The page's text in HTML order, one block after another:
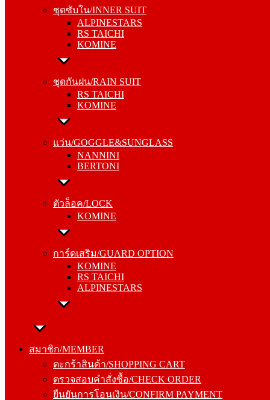
ชุดซับใน/INNER SUIT
ALPINESTARS
RS TAICHI
KOMINE
ชุดกันฝน/RAIN SUIT
RS TAICHI
KOMINE
แว่น/GOGGLE&SUNGLASS
NANNINI
BERTONI
ตัวล็อค/LOCK
KOMINE
การ์ดเสริม/GUARD OPTION
KOMINE
RS TAICHI
ALPINESTARS
สมาชิก/MEMBER
ตะกร้าสินค้า/SHOPPING CART
ตรวจสอบคำสั่งซื้อ/CHECK ORDER
ยืนยันการโอนเงิน/CONFIRM PAYMENT
RS TAICHI
KOMINE
ชุดกันฝน/RAIN SUIT
KOMINE
แว่น/GOGGLE&SUNGLASS
BERTONI
ตัวล็อค/LOCK
การ์ดเสริม/GUARD OPTION
RS TAICHI
ALPINESTARS
สมาชิก/MEMBER
ตรวจสอบคำสั่งซื้อ/CHECK ORDER
ยืนยันการโอนเงิน/CONFIRM PAYMENT